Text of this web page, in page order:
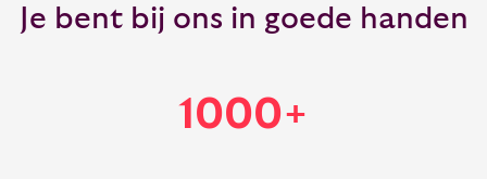
Je bent bij ons in goede handen
1000+